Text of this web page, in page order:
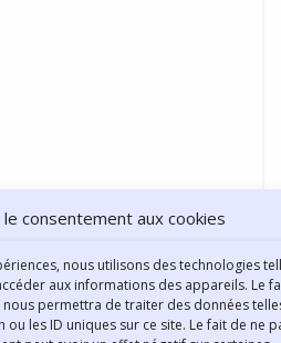
consentement aux cookies
nous utilisons des technologies
aux informations des appareils. Le
permettra de traiter des données
les ID uniques sur ce site. Le fait de ne